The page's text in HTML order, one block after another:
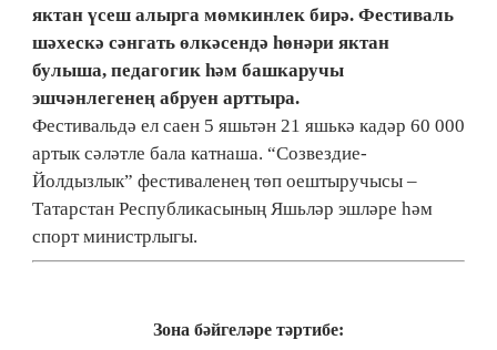
яктан үсеш алырга мөмкинлек бирә. Фестиваль
шәхескә сәнгать өлкәсендә һөнәри яктан
булыша, педагогик һәм башкаручы
эшчәнлегенең абруен арттыра.
Фестивальдә ел саен 5 яшьтән 21 яшькә кадәр 60 000
артык сәләтле бала катнаша. “Созвездие-
Йолдызлык” фестиваленең төп оештыручысы –
Татарстан Республикасының Яшьләр эшләре һәм
спорт министрлыгы.
Зона бәйгеләре тәртибе: